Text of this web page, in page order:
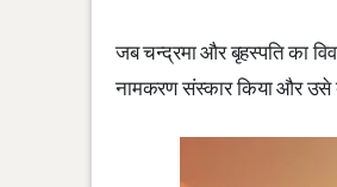
जब चन्द्रमा और बृहस्पति का
नामकरण संस्कार किया और उसे